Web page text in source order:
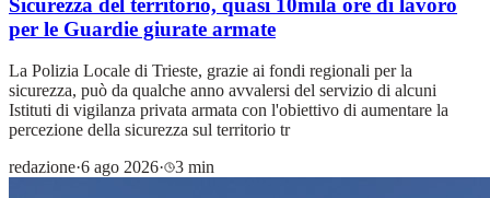
per le Guardie giurate armate
La Polizia Locale di Trieste, grazie ai fondi regionali per la
sicurezza, può da qualche anno avvalersi del servizio di alcuni
Istituti di vigilanza privata armata con l'obiettivo di aumentare la
percezione della sicurezza sul territorio tr
redazione·6 ago 2026· 3 min